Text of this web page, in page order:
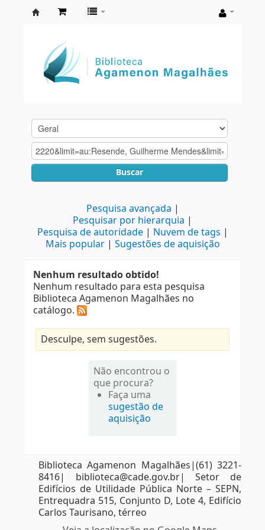
Agamenon
Magalhães
Buscar
Pesquisa avançada
Pesquisar por hierarquia
Pesquisa de autoridade
Nuvem de tags
Mais popular
Sugestões de aquisição
Nenhum resultado obtido!
Nenhum resultado para esta pesquisa
Biblioteca Agamenon Magalhães no
catálogo.
Desculpe, sem sugestões.
Não encontrou o
que procura?
Faça uma
sugestão de
aquisição
Biblioteca Agamenon Magalhães|(61) 3221-
8416| biblioteca@cade.gov.br| Setor de
Edifícios de Utilidade Pública Norte – SEPN,
Entrequadra 515, Conjunto D, Lote 4, Edifício
Carlos Taurisano, térreo